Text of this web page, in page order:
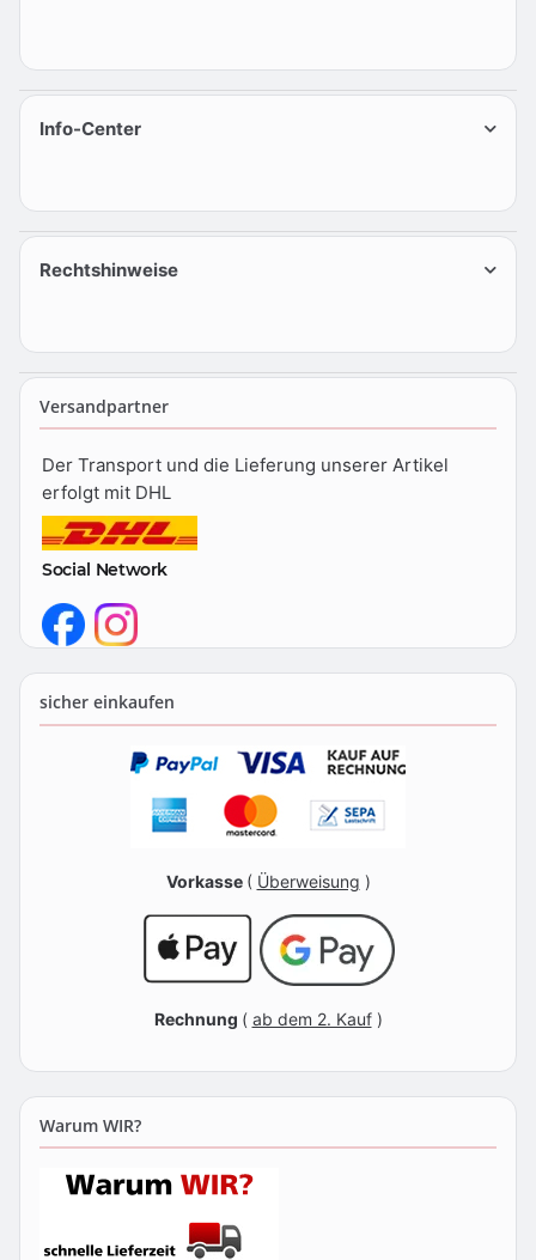
Info-Center
Rechtshinweise
Versandpartner
Der Transport und die Lieferung unserer Artikel
erfolgt mit DHL
Social Network
sicher einkaufen
Vorkasse ( Überweisung )
Rechnung ( ab dem 2. Kauf)
Warum WIR?